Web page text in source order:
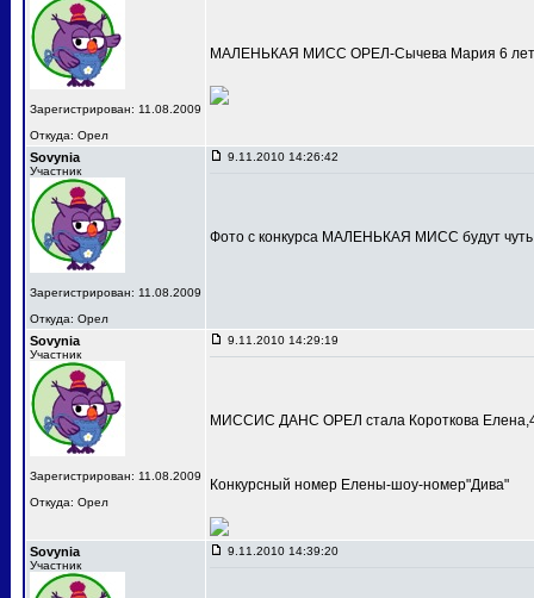
Зарегистрирован: 11.08.2009
Откуда: Орел
МАЛЕНЬКАЯ МИСС ОРЕЛ-Сычева Мария 6
Sovynia
Участник
Зарегистрирован: 11.08.2009
Откуда: Орел
9.11.2010 14:26:42
Фото с конкурса МАЛЕНЬКАЯ МИСС будут
Sovynia
Участник
Зарегистрирован: 11.08.2009
Откуда: Орел
9.11.2010 14:29:19
МИССИС ДАНС ОРЕЛ стала Короткова
Конкурсный номер Елены-шоу-номер"Дива"
Sovynia
Участник
9.11.2010 14:39:20